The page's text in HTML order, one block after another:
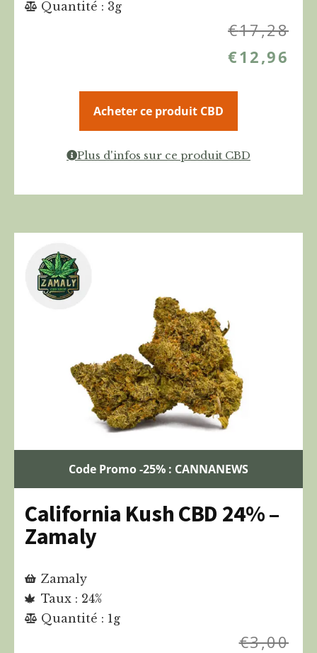
Quantité : 3g
€17,28
€12,96
Acheter ce produit CBD
Plus d'infos sur ce produit CBD
Code Promo -25% : CANNANEWS
California Kush CBD 24% –
Zamaly
Zamaly
Taux : 24%
Quantité : 1g
€3,00